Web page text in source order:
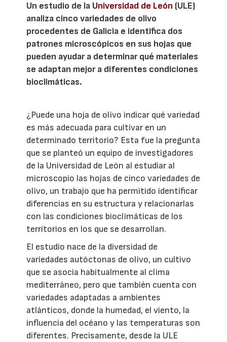
Un estudio de la Universidad de León (ULE)
analiza cinco variedades de olivo
procedentes de Galicia e identifica dos
patrones microscópicos en sus hojas que
pueden ayudar a determinar qué materiales
se adaptan mejor a diferentes condiciones
bioclimáticas.
¿Puede una hoja de olivo indicar qué variedad
es más adecuada para cultivar en un
determinado territorio? Esta fue la pregunta
que se planteó un equipo de investigadores
de la Universidad de León al estudiar al
microscopio las hojas de cinco variedades de
olivo, un trabajo que ha permitido identificar
diferencias en su estructura y relacionarlas
con las condiciones bioclimáticas de los
territorios en los que se desarrollan.
El estudio nace de la diversidad de
variedades autóctonas de olivo, un cultivo
que se asocia habitualmente al clima
mediterráneo, pero que también cuenta con
variedades adaptadas a ambientes
atlánticos, donde la humedad, el viento, la
influencia del océano y las temperaturas son
diferentes. Precisamente, desde la ULE